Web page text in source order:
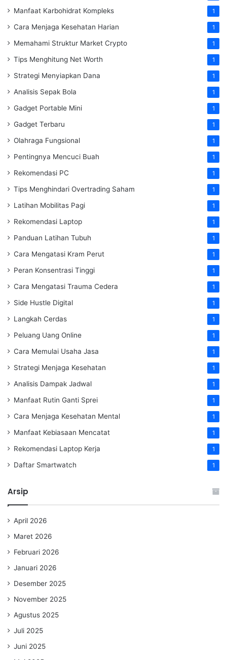
Manfaat Karbohidrat Kompleks 1
Cara Menjaga Kesehatan Harian 1
Memahami Struktur Market Crypto 1
Tips Menghitung Net Worth 1
Strategi Menyiapkan Dana 1
Analisis Sepak Bola 1
Gadget Portable Mini 1
Gadget Terbaru 1
Olahraga Fungsional 1
Pentingnya Mencuci Buah 1
Rekomendasi PC 1
Tips Menghindari Overtrading Saham 1
Latihan Mobilitas Pagi 1
Rekomendasi Laptop 1
Panduan Latihan Tubuh 1
Cara Mengatasi Kram Perut 1
Peran Konsentrasi Tinggi 1
Cara Mengatasi Trauma Cedera 1
Side Hustle Digital 1
Langkah Cerdas 1
Peluang Uang Online 1
Cara Memulai Usaha Jasa 1
Strategi Menjaga Kesehatan 1
Analisis Dampak Jadwal 1
Manfaat Rutin Ganti Sprei 1
Cara Menjaga Kesehatan Mental 1
Manfaat Kebiasaan Mencatat 1
Rekomendasi Laptop Kerja 1
Daftar Smartwatch 1
Arsip
April 2026
Maret 2026
Februari 2026
Januari 2026
Desember 2025
November 2025
Agustus 2025
Juli 2025
Juni 2025